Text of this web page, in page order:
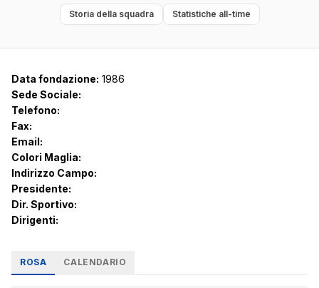
Storia della squadra Statistiche all-time
Data fondazione: 1986
Sede Sociale:
Telefono:
Fax:
Email:
Colori Maglia:
Indirizzo Campo:
Presidente:
Dir. Sportivo:
Dirigenti:
ROSA CALENDARIO